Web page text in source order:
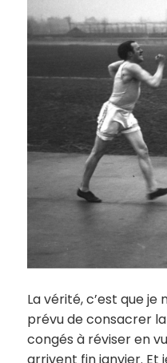
La vérité, c’est que je
prévu de consacrer
congés à réviser en